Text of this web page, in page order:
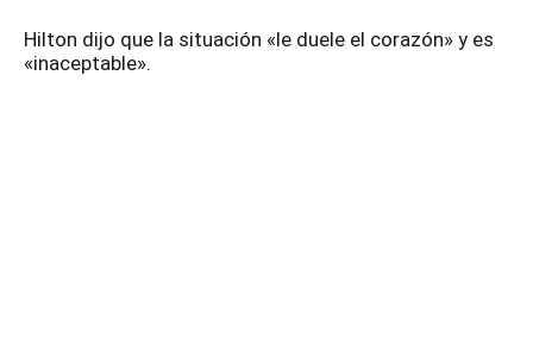
Hilton dijo que la situación «le duele el corazón» y es
«inaceptable».